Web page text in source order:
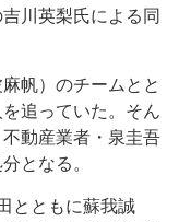
川英梨氏による同
帆）のチームとと
追っていた。そん
動産業者・泉圭吾
となる。
とともに蘇我誠